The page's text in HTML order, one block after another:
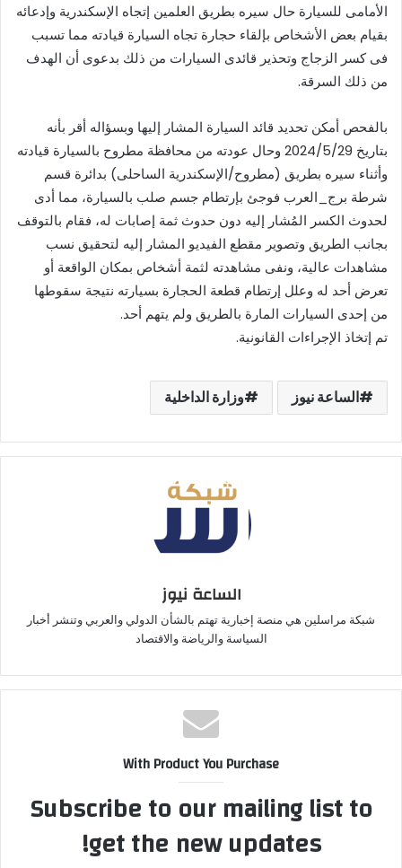
الأمامى للسيارة حال سيره بطريق العلمين إتجاه الإسكندرية وإدعائه
بقيام بعض الأشخاص بإلقاء حجارة تجاه السيارة قيادته مما تسبب
فى كسر الزجاج وتحذير قائدى السيارات من ذلك بدعوى أن الهدف
من ذلك السرقة.
بالفحص أمكن تحديد قائد السيارة المشار إليها وبسؤاله أقر بأنه
بتاريخ 2024/5/29 وحال عودته من محافظة مطروح بالسيارة قيادته
وأثناء سيره بطريق (مطروح/الإسكندرية الساحلى) بدائرة قسم
شرطة برج_العرب فوجئ بإرتطام جسم صلب بالسيارة، مما أدى
لحدوث الكسر المُشار إليه دون حدوث ثمة إصابات له، فقام بالتوقف
بجانب الطريق وتصوير مقطع الفيديو المشار إليه لتحقيق نسب
مشاهدات عالية، ونفى مشاهدته لثمة أشخاص بمكان الواقعة أو
تعرض أحد له وعلل إرتطام قطعة الحجارة بسيارته نتيجة سقوطها
من إحدى السيارات المارة بالطريق ولم يتهم أحد.
تم إتخاذ الإجراءات القانونية.
الساعة نيوز وزارة الداخلية
الساعة نيوز
شبكة مراسلين هي منصة إخبارية تهتم بالشأن الدولي والعربي وتنشر أخبار
السياسة والرياضة والاقتصاد
With Product You Purchase
Subscribe to our mailing list to
get the new updates!